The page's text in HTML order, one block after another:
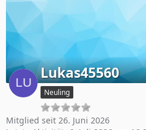
Lukas45560
Neuling
Mitglied seit 26. Juni 2026